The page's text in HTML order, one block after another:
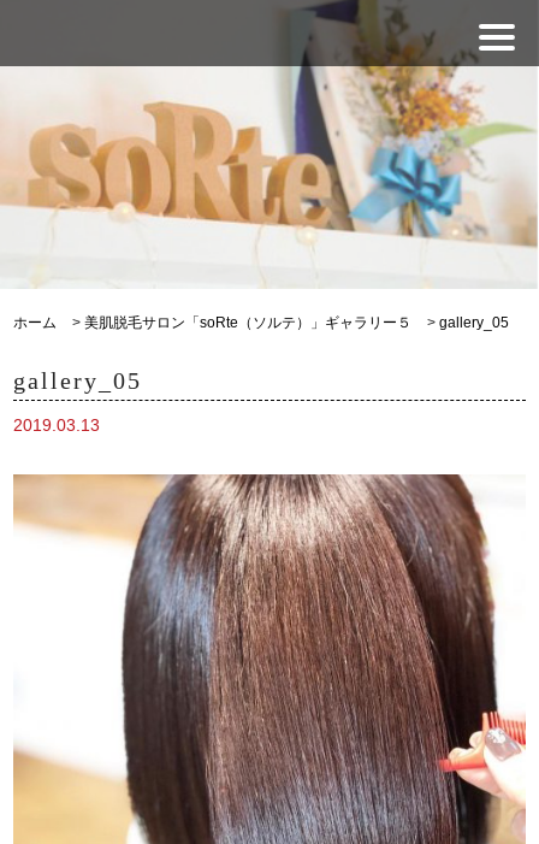
ホーム >美肌脱毛サロン「soRte（ソルテ）」ギャラリー５ >gallery_05
gallery_05
2019.03.13